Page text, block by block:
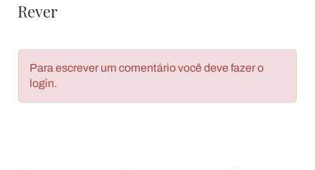
Rever
Para escrever um comentário você deve fazer o
login.